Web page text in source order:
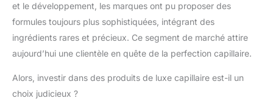
et le développement, les marques ont pu proposer des
formules toujours plus sophistiquées, intégrant des
ingrédients rares et précieux. Ce segment de marché attire
aujourd’hui une clientèle en quête de la perfection capillaire.
Alors, investir dans des produits de luxe capillaire est-il un
choix judicieux ?